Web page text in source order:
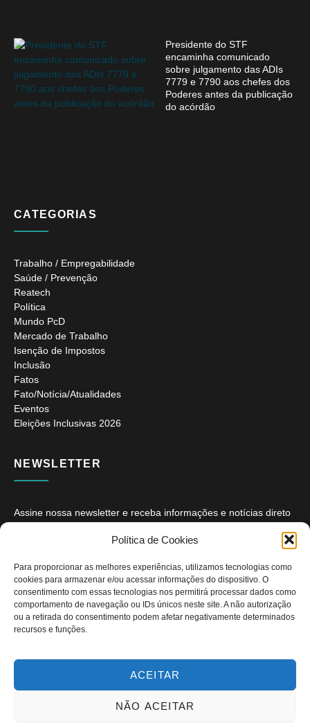
Política de Cookies
Para proporcionar as melhores experiências, utilizamos tecnologias como
cookies para armazenar e/ou acessar informações do dispositivo. O
consentimento com essas tecnologias nos permitirá processar dados como
comportamento de navegação ou IDs únicos neste site. A não autorização
ou a retirada do consentimento podem afetar negativamente determinados
recursos e funções.
ACEITAR
NÃO ACEITAR
Presidente do STF
encaminha comunicado
sobre julgamento das ADIs
7779 e 7790 aos chefes dos
Poderes antes da publicação
do acórdão
CATEGORIAS
Trabalho / Empregabilidade
Saúde / Prevenção
Reatech
Política
Mundo PcD
Mercado de Trabalho
Isenção de Impostos
Inclusão
Fatos
Fato/Notícia/Atualidades
Eventos
Eleições Inclusivas 2026
NEWSLETTER
Assine nossa newsletter e receba informações e notícias direto
Copyright © 2026. Diário PcD. Todos os direitos reservados.